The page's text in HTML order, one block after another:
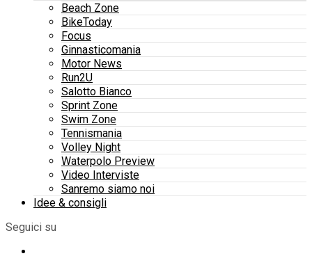
Beach Zone
BikeToday
Focus
Ginnasticomania
Motor News
Run2U
Salotto Bianco
Sprint Zone
Swim Zone
Tennismania
Volley Night
Waterpolo Preview
Video Interviste
Sanremo siamo noi
Idee & consigli
Seguici su